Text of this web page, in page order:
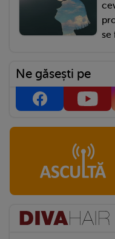
se
Ne găsești pe